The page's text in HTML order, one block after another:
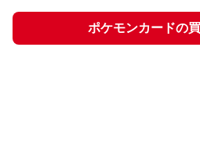
ポケモンカードの